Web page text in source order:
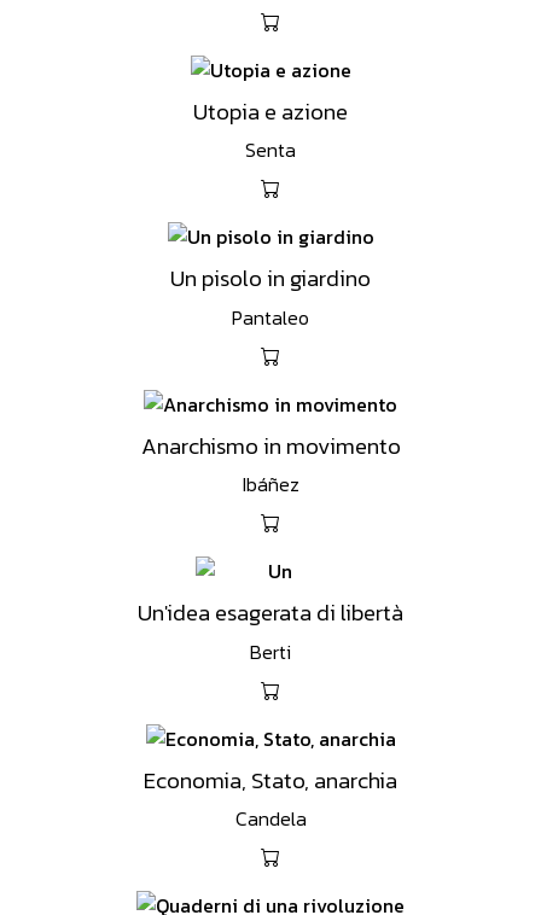
Utopia e azione
Senta
Un pisolo in giardino
Pantaleo
Anarchismo in movimento
Ibáñez
Un'idea esagerata di libertà
Berti
Economia, Stato, anarchia
Candela